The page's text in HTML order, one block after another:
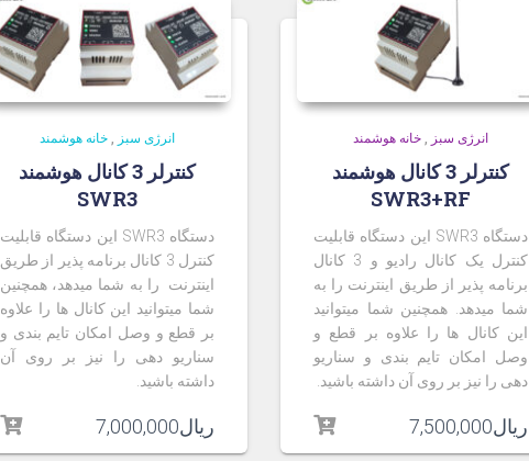
انرژی سبز خانه هوشمند
کنترلر 3 کانال هوشمند
SWR3+RF
دستگاه SWR3 این دستگاه قابلیت
کنترل یک کانال رادیو و 3 کانال
برنامه پذیر از طریق اینترنت را به
شما میدهد. همچنین شما میتوانید
این کانال ها را علاوه بر قطع و
وصل امکان تایم بندی و سناریو
دهی را نیز بر روی آن داشته باشید.
ریال7,500,000
انرژی سبز خانه هوشمند
کنترلر 3 کانال هوشمند
SWR3
دستگاه SWR3 این دستگاه قابلیت
کنترل 3 کانال برنامه پذیر از طریق
اینترنت را به شما میدهد، همچنین
شما میتوانید این کانال ها را علاوه
بر قطع و وصل امکان تایم بندی و
سناریو دهی را نیز بر روی آن
داشته باشید.
ریال7,000,000